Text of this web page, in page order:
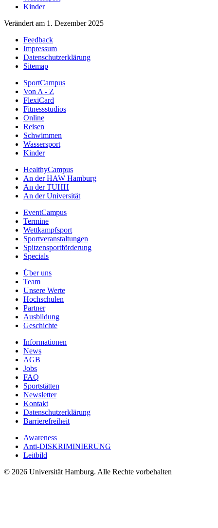
Kinder
Verändert am 1. Dezember 2025
Feedback
Impressum
Datenschutzerklärung
Sitemap
SportCampus
Von A - Z
FlexiCard
Fitnessstudios
Online
Reisen
Schwimmen
Wassersport
Kinder
HealthyCampus
An der HAW Hamburg
An der TUHH
An der Universität
EventCampus
Termine
Wettkampfsport
Sportveranstaltungen
Spitzensportförderung
Specials
Über uns
Team
Unsere Werte
Hochschulen
Partner
Ausbildung
Geschichte
Informationen
News
AGB
Jobs
FAQ
Sportstätten
Newsletter
Kontakt
Datenschutzerklärung
Barrierefreiheit
Awareness
Anti-DISKRIMINIERUNG
Leitbild
© 2026 Universität Hamburg. Alle Rechte vorbehalten